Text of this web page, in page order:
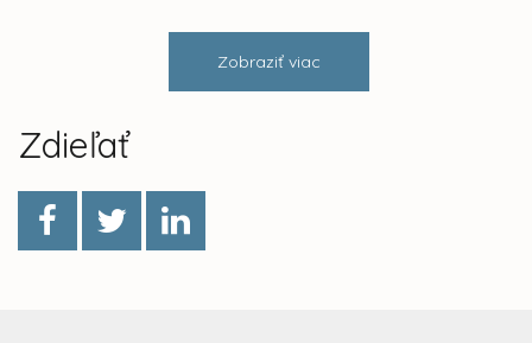
Zobraziť viac
Zdieľať